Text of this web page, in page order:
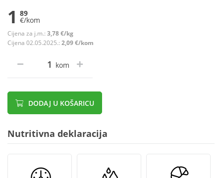
1 89
€/kom
Cijena za j.m.: 3,78 €/kg
Cijena 02.05.2025.: 2,09 €/kom
kom
DODAJ U KOŠARICU
Nutritivna deklaracija